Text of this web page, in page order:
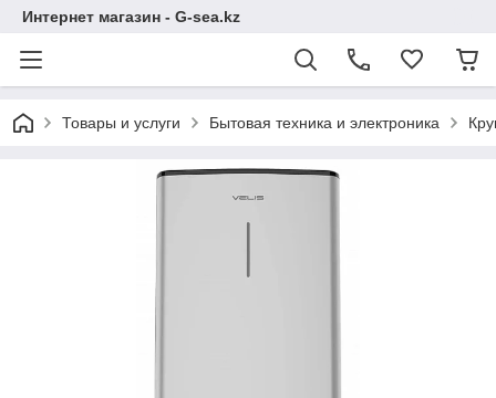
Интернет магазин - G-sea.kz
Товары и услуги Бытовая техника и электроника